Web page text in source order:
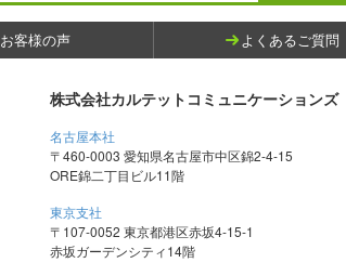
お客様の声 よくあるご質問
株式会社カルテットコミュニケーションズ
名古屋本社
〒460-0003 愛知県名古屋市中区錦2-4-15
ORE錦二丁目ビル11階
東京支社
〒107-0052 東京都港区赤坂4-15-1
赤坂ガーデンシティ14階